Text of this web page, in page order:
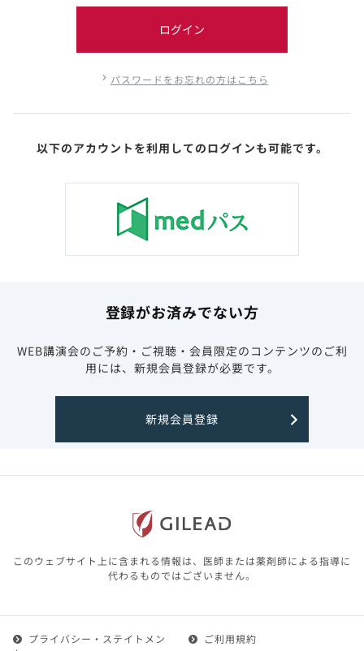
ログイン
パスワードをお忘れの方はこちら
以下のアカウントを利用してのログインも可能です。
登録がお済みでない方
WEB講演会のご予約・ご視聴・会員限定のコンテンツのご利
用には、新規会員登録が必要です。
新規会員登録
このウェブサイト上に含まれる情報は、医師または薬剤師による指導に
代わるものではございません。
プライバシー・ステイトメン
ご利用規約